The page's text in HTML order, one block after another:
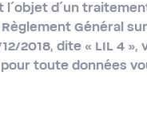
d´un
Général
12/2018, dite « LIL 4
toute données